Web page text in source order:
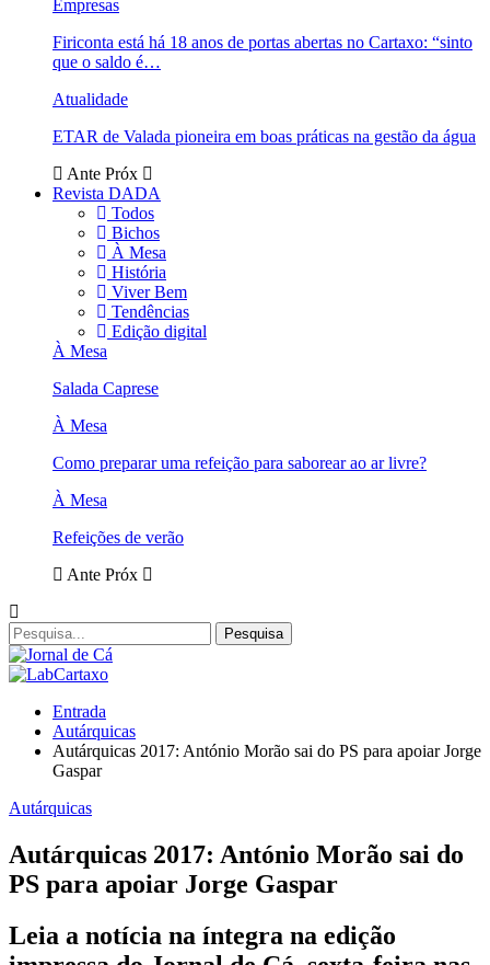
Empresas
Firiconta está há 18 anos de portas abertas no Cartaxo: “sinto
que o saldo é…
Atualidade
ETAR de Valada pioneira em boas práticas na gestão da água
Ante Próx
Revista DADA
Todos
Bichos
À Mesa
História
Viver Bem
Tendências
Edição digital
À Mesa
Salada Caprese
À Mesa
Como preparar uma refeição para saborear ao ar livre?
À Mesa
Refeições de verão
Ante Próx
Entrada
Autárquicas
Autárquicas 2017: António Morão sai do PS para apoiar Jorge
Gaspar
Autárquicas
Autárquicas 2017: António Morão sai do
PS para apoiar Jorge Gaspar
Leia a notícia na íntegra na edição